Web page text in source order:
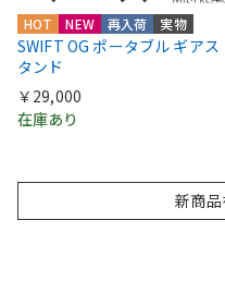
HOT NEW 再入荷 実物
SWIFT OG ポータブル ギアス
タンド
￥29,000
在庫あり
新商品